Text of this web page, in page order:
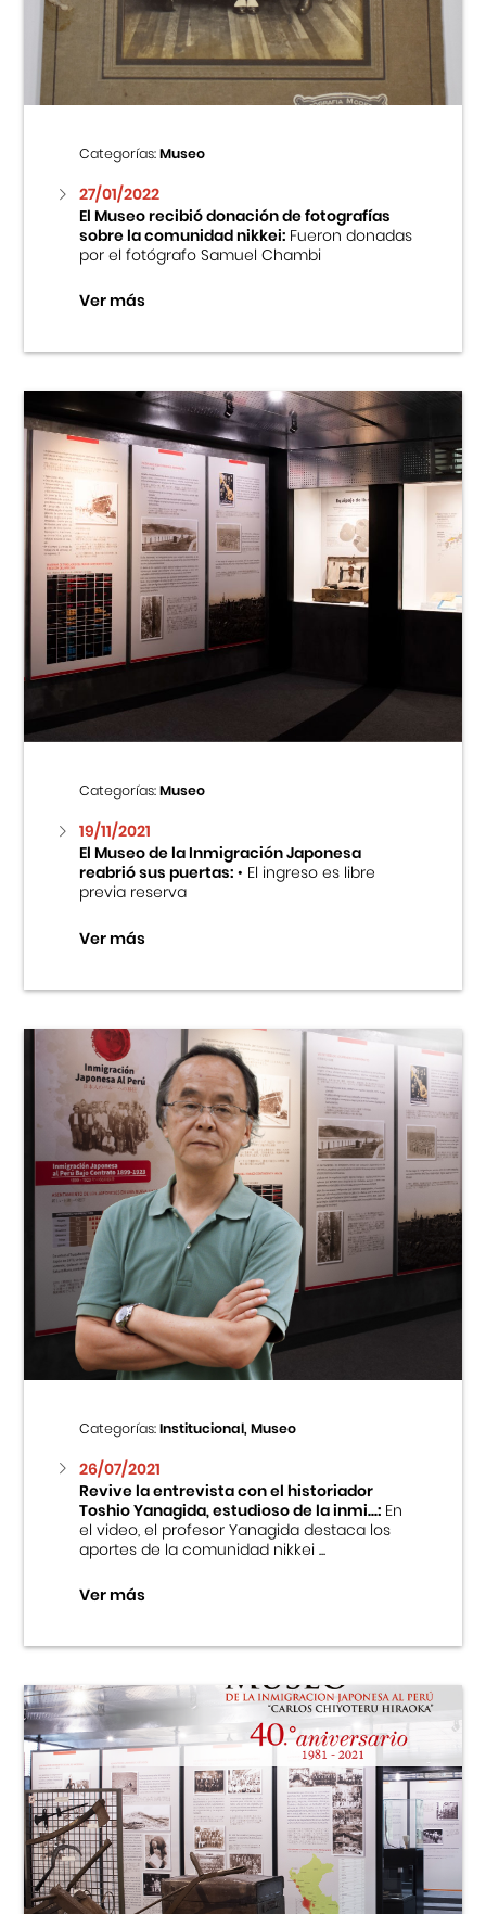
Centro Cultural Peruano Japonés
Museo de la Inmigración Japonesa
Fondo Editorial
Teatro Peruano Japonés
Categorías:Museo
27/01/2022
El Museo recibió donación de fotografías
sobre la comunidad nikkei:Fueron donadas
por el fotógrafo Samuel Chambi
Ver más
Categorías:Museo
19/11/2021
El Museo de la Inmigración Japonesa
reabrió sus puertas:• El ingreso es libre
previa reserva
Ver más
Categorías:Institucional, Museo
26/07/2021
Revive la entrevista con el historiador
Toshio Yanagida, estudioso de la inmi...:En
el video, el profesor Yanagida destaca los
aportes de la comunidad nikkei ...
Ver más